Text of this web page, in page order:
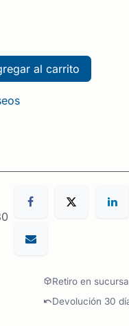
al carrito
Retiro en
Devolución 30